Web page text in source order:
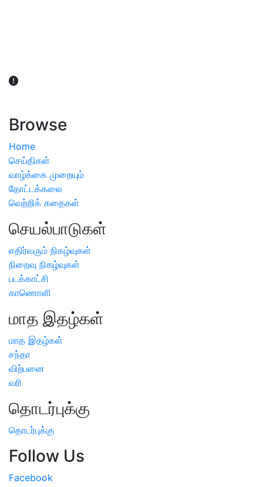
Browse
Home
செய்திகள்
வாழ்க்கை முறையும்
தோட்டக்கலை
வெற்றிக் கதைகள்
செயல்பாடுகள்
எதிர்வரும் நிகழ்வுகள்
நிறைவு நிகழ்வுகள்
படக்காட்சி
காணொளி
மாத இதழ்கள்
மாத இதழ்கள்
சந்தா
விற்பனை
வரி
தொடர்புக்கு
தொடர்புக்கு
Follow Us
Facebook